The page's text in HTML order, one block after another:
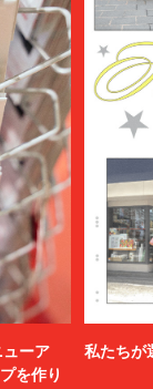
ーア
を作り
私たちが